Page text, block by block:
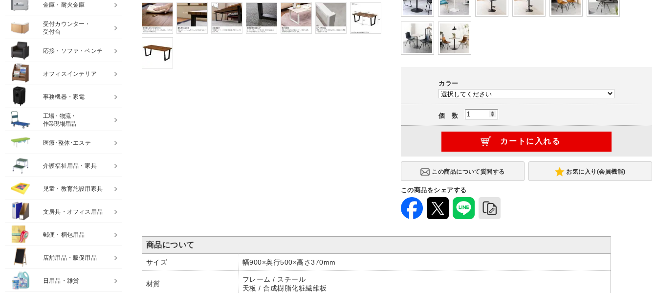
カラー
個 数
お気に入り(会員機能)
この商品をシェアする
商品について
サイズ 幅900×奥行500×高さ370mm
材質
フレーム / スチール
天板 / 合成樹脂化粧繊維板
金庫・耐火金庫
受付カウンター・
受付台
応接・ソファ・ベンチ
オフィスインテリア
事務機器・家電
工場・物流・
作業現場用品
医療･整体･エステ
介護福祉用品・家具
児童・教育施設用家具
文房具・オフィス用品
郵便・梱包用品
店舗用品・販促用品
日用品・雑貨